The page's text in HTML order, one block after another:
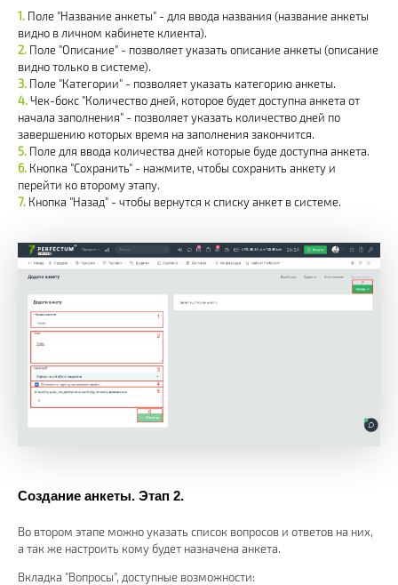
Поле "Название анкеты" - для ввода названия (название анкеты
видно в личном кабинете клиента).
Поле "Описание" - позволяет указать описание анкеты (описание
видно только в системе).
Поле "Категории" - позволяет указать категорию анкеты.
Чек-бокс "Количество дней, которое будет доступна анкета от
начала заполнения" - позволяет указать количество дней по
завершению которых время на заполнения закончится.
Поле для ввода количества дней которые буде доступна анкета.
Кнопка "Сохранить" - нажмите, чтобы сохранить анкету и
перейти ко второму этапу.
Кнопка "Назад" - чтобы вернутся к списку анкет в системе.
Создание анкеты. Этап 2.
Во втором этапе можно указать список вопросов и ответов на них,
а так же настроить кому будет назначена анкета.
Вкладка "Вопросы", доступные возможности: